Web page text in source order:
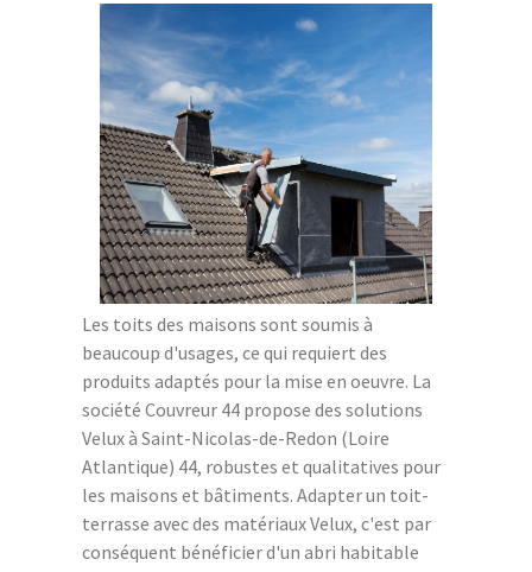
Les toits des maisons sont soumis à
beaucoup d'usages, ce qui requiert des
produits adaptés pour la mise en oeuvre. La
société Couvreur 44 propose des solutions
Velux à Saint-Nicolas-de-Redon (Loire
Atlantique) 44, robustes et qualitatives pour
les maisons et bâtiments. Adapter un toit-
terrasse avec des matériaux Velux, c'est par
conséquent bénéficier d'un abri habitable